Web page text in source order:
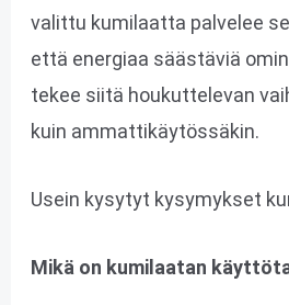
valittu kumilaatta palvelee
että energiaa säästäviä
tekee siitä houkuttelevan
kuin ammattikäytössäkin.
Usein kysytyt kysymykset
Mikä on kumilaatan